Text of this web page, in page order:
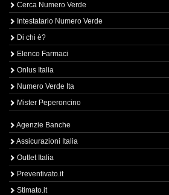
Cerca Numero Verde
Intestatario Numero Verde
Di chi è?
Elenco Farmaci
Onlus Italia
Numero Verde Ita
Mister Peperoncino
Agenzie Banche
Assicurazioni Italia
Outlet Italia
Preventivato.it
Stimato.it